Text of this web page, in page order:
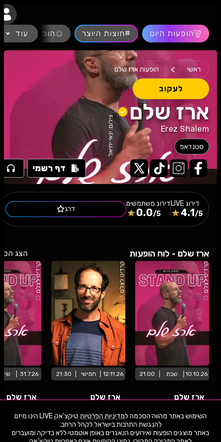
השימוש באתר מהווה הסכמה למדיניות הפרטיות
טיקצ'אק LIVE הינו מיזם
באתר מוצגים הופעות ואירועים הנאגרים באופן אוטמטי ללא בדיקה ומועברים
הופעות היום #חוצות היוצר הופעות חיות
עוד
ראשי > הופעות ארז שלם
צילום: ינאי יחיאל
לעקוב
ארז שלם
Erez Shalem
סטנדאפ
דף רשמי
דירוג
4.1/5
דירוג משתמשים
0.0/5
דרג
ארז שלם - לוח הופעות הצג הכל
קרדיט לצלם
10.10.26 שבת 21:00
ארז שלם
היכל התרבות יד לבנים רעננה
קרדיט לצלם
12.11.26 חמישי 21:30
ארז שלם
תיאטרון ירושלים
קרדיט לצלם
31.7.26
ארז שלם
שימו -💓- נתוני ההופעות המוצגים עודכנו על ידי בינה מלאכותית מאתר המכירה